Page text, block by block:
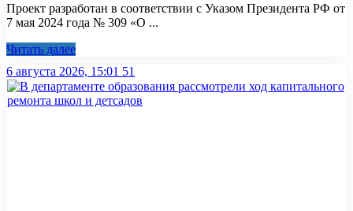
Проект разработан в соответствии с Указом Президента РФ от
7 мая 2024 года № 309 «О ...
Читать далее
6 августа 2026, 15:01 51